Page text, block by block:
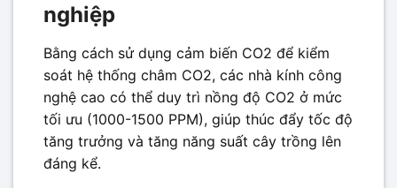
nghiệp
Bằng cách sử dụng cảm biến CO2 để kiểm
soát hệ thống châm CO2, các nhà kính công
nghệ cao có thể duy trì nồng độ CO2 ở mức
tối ưu (1000-1500 PPM), giúp thúc đẩy tốc độ
tăng trưởng và tăng năng suất cây trồng lên
đáng kể.